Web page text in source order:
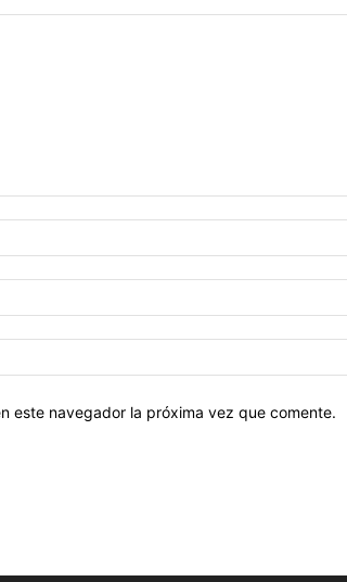
este navegador la próxima vez que comente.